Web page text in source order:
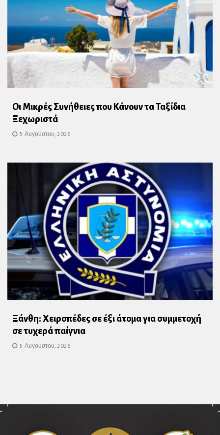
Οι Μικρές Συνήθειες που Κάνουν τα Ταξίδια
Ξεχωριστά
5 Αυγούστου, 2026
Ξάνθη: Χειροπέδες σε έξι άτομα για συμμετοχή
σε τυχερά παίγνια
5 Αυγούστου, 2026